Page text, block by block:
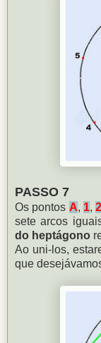
PASSO 7
Os pontos A, 1,2
sete arcos
do heptágono
Ao uni-los,
que